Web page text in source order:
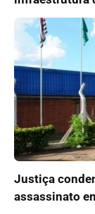
Justiça
assassinato